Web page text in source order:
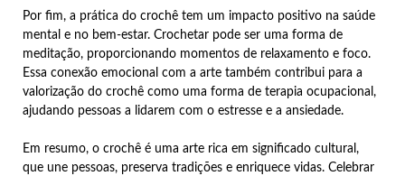
Por fim, a prática do crochê tem um impacto positivo na saúde
mental e no bem-estar. Crochetar pode ser uma forma de
meditação, proporcionando momentos de relaxamento e foco.
Essa conexão emocional com a arte também contribui para a
valorização do crochê como uma forma de terapia ocupacional,
ajudando pessoas a lidarem com o estresse e a ansiedade.
Em resumo, o crochê é uma arte rica em significado cultural,
que une pessoas, preserva tradições e enriquece vidas. Celebrar